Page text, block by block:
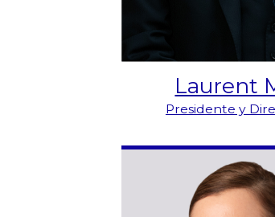
Laurent
Presidente y